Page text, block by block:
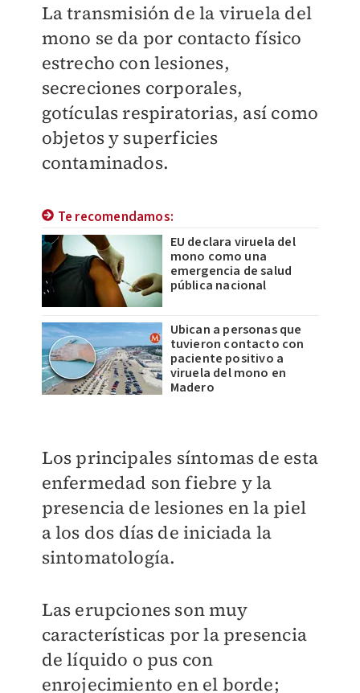
La transmisión de la viruela del
mono se da por contacto físico
estrecho con lesiones,
secreciones corporales,
gotículas respiratorias, así como
objetos y superficies
contaminados.
Te recomendamos:
EU declara viruela del
mono como una
emergencia de salud
pública nacional
Ubican a personas que
tuvieron contacto con
paciente positivo a
viruela del mono en
Madero
Los principales síntomas de esta
enfermedad son fiebre y la
presencia de lesiones en la piel
a los dos días de iniciada la
sintomatología.
Las erupciones son muy
características por la presencia
de líquido o pus con
enrojecimiento en el borde;